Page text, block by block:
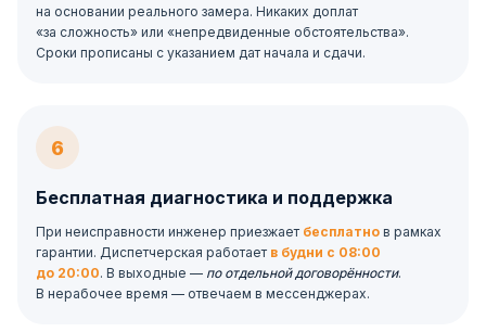
на основании реального замера. Никаких доплат
«за сложность» или «непредвиденные обстоятельства».
Сроки прописаны с указанием дат начала и сдачи.
6
Бесплатная диагностика и поддержка
При неисправности инженер приезжает бесплатно в рамках
гарантии. Диспетчерская работает в будни с 08:00
до 20:00. В выходные — по отдельной договорённости.
В нерабочее время — отвечаем в мессенджерах.